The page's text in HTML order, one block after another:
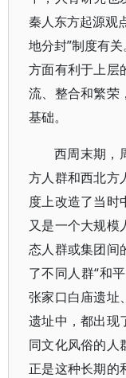
秦人东方起源观
地分封”制度有
方面有利于上层
流、整合和繁荣
基础。
西周末期，
方人群和西北方
度上改造了当时
又是一个大规模
态人群或集团间
了不同人群“和
张家口白庙遗址
遗址中，都出现
同文化风俗的人
正是这种长期的